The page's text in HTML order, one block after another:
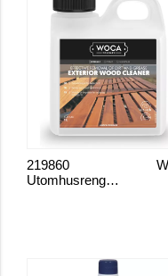
Utomhusrengöring
219860